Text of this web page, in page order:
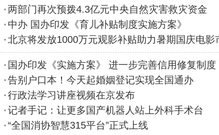
两部门再次预拨4.3亿元中央自然灾害救灾资金
中办 国办印发《育儿补贴制度实施方案》
北京将发放1000万元观影补贴助力暑期国庆电影
国办印发《实施方案》 进一步完善信用修复制度
告别户口本！今天起婚姻登记实现全国通办
行政法学习讲座视频在京发布
记者手记：让更多国产机器人站上外科手术台
“全国消协智慧315平台”正式上线